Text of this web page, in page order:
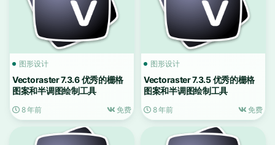
图形设计
Vectoraster 7.3.6 优秀的栅格
图案和半调图绘制工具
8 年前 免费
图形设计
Vectoraster 7.3.5 优秀的栅格
图案和半调图绘制工具
8 年前 免费